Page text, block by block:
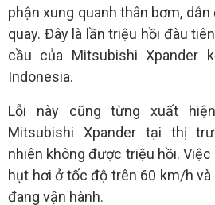
phận xung quanh thân bơm,
quay. Đây là lần triệu hồi đàu
cầu của Mitsubishi
Indonesia.
Lỗi này cũng từng xuất
Mitsubishi Xpander tại thị
nhiên không được triệu hồi. Việc
hụt hơi ở tốc độ trên 60 km/h
đang vận hành.